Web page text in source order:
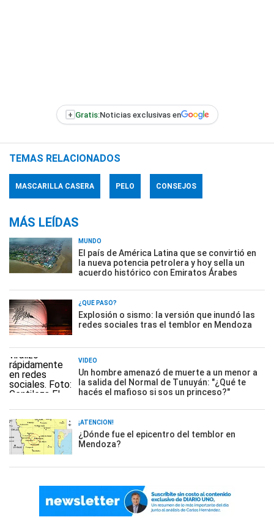
+ Gratis:Noticias exclusivas en
TEMAS RELACIONADOS
MASCARILLA CASERA PELO CONSEJOS
MÁS LEÍDAS
MUNDO
El país de América Latina que se convirtió en
la nueva potencia petrolera y hoy sella un
acuerdo histórico con Emiratos Árabes
¿QUÉ PASÓ?
Explosión o sismo: la versión que inundó las
redes sociales tras el temblor en Mendoza
VIDEO
Un hombre amenazó de muerte a un menor a
la salida del Normal de Tunuyán: "¿Qué te
hacés el mafioso si sos un princeso?"
¡ATENCIÓN!
¿Dónde fue el epicentro del temblor en
Mendoza?